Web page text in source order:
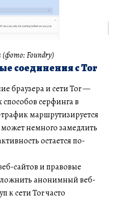
Foundry)
соединения с Tor
браузера и сети Tor —
серфинга в
маршрутизируется
немного замедлить
остается по-
сайтов и правовые
анонимный веб-
к сети Tor часто